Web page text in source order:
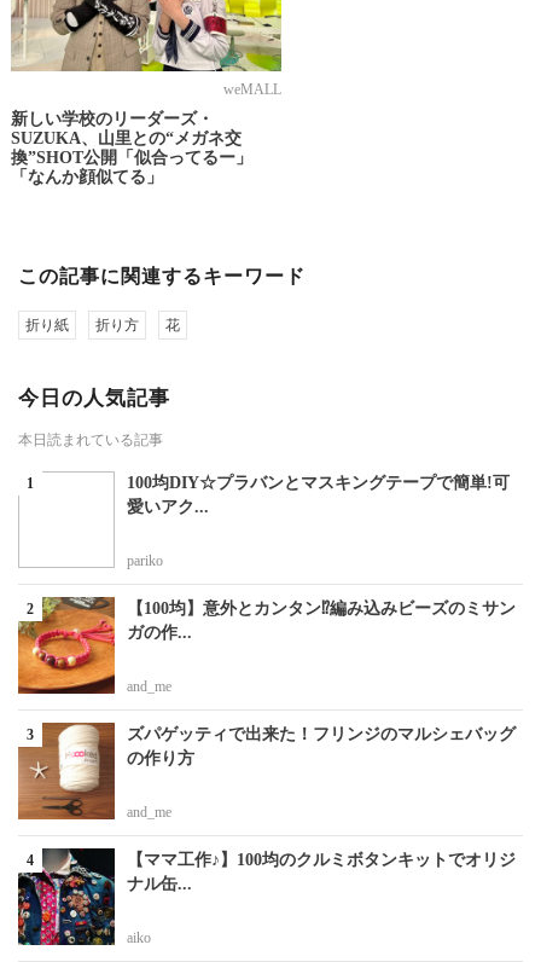
weMALL
新しい学校のリーダーズ・
SUZUKA、山里との“メガネ交
換”SHOT公開「似合ってるー」
「なんか顔似てる」
この記事に関連するキーワード
折り紙 折り方 花
今日の人気記事
本日読まれている記事
100均DIY☆プラバンとマスキングテープで簡単!可
愛いアク...
pariko
【100均】意外とカンタン⁉編み込みビーズのミサン
ガの作...
and_me
ズパゲッティで出来た！フリンジのマルシェバッグ
の作り方
and_me
【ママ工作♪】100均のクルミボタンキットでオリジ
ナル缶...
aiko